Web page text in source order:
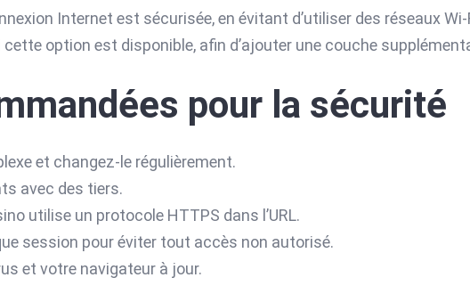
Internet est sécurisée, en évitant d’utiliser des réseaux
option est disponible, afin d’ajouter une couche
pour la sécurité
et changez-le régulièrement.
avec des tiers.
utilise un protocole HTTPS dans l’URL.
session pour éviter tout accès non autorisé.
et votre navigateur à jour.